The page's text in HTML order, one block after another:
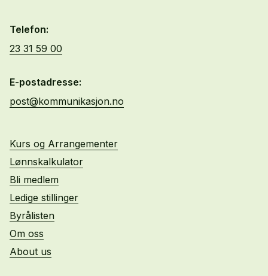
Telefon:
23 31 59 00
E-postadresse:
post@kommunikasjon.no
Kurs og Arrangementer
Lønnskalkulator
Bli medlem
Ledige stillinger
Byrålisten
Om oss
About us